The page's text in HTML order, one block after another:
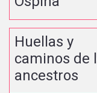
Huellas y
caminos de
ancestros